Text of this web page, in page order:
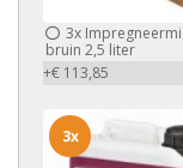
3x
bruin 2,5 liter
+€ 113,85
3x